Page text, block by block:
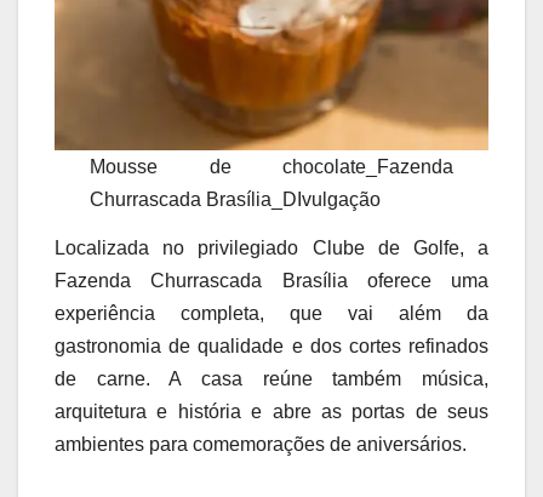
Mousse de chocolate_Fazenda
Churrascada Brasília_DIvulgação
Localizada no privilegiado Clube de Golfe, a
Fazenda Churrascada Brasília oferece uma
experiência completa, que vai além da
gastronomia de qualidade e dos cortes refinados
de carne. A casa reúne também música,
arquitetura e história e abre as portas de seus
ambientes para comemorações de aniversários.